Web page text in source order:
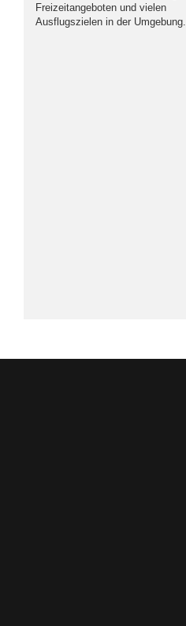
Freizeitangeboten und vielen
Ausflugszielen in der Umgebung.